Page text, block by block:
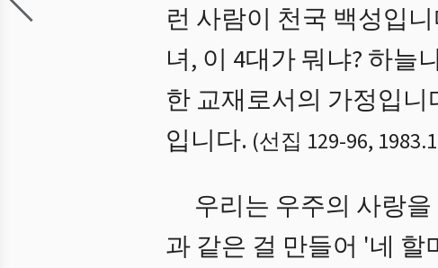
런 사람이 천국 백성입
녀, 이 4대가 뭐냐? 하늘
한 교재로서의 가정입
입니다. (선집 129-96,
우리는 우주의 사랑
과 같은 걸 만들어 '네